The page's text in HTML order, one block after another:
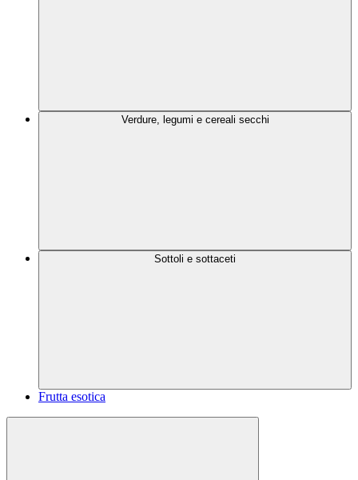
Verdure, legumi e cereali secchi
Sottoli e sottaceti
Frutta esotica